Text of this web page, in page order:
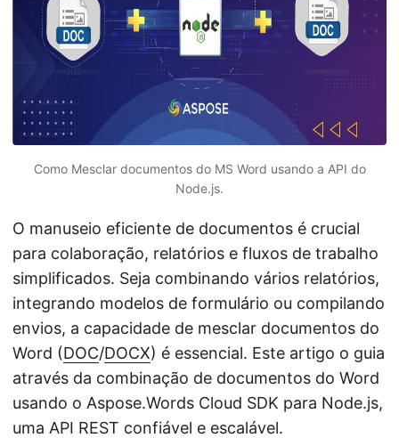
Como Mesclar documentos do MS Word usando a API do
Node.js.
O manuseio eficiente de documentos é crucial
para colaboração, relatórios e fluxos de trabalho
simplificados. Seja combinando vários relatórios,
integrando modelos de formulário ou compilando
envios, a capacidade de mesclar documentos do
Word (DOC/DOCX) é essencial. Este artigo o guia
através da combinação de documentos do Word
usando o Aspose.Words Cloud SDK para Node.js,
uma API REST confiável e escalável.